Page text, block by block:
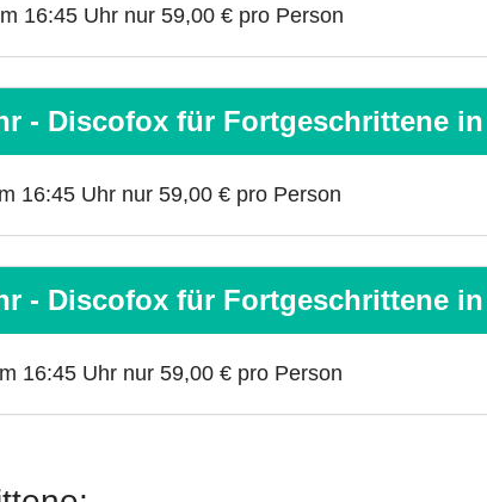
16:45 Uhr nur 59,00 € pro Person
- Discofox für Fortgeschrittene
16:45 Uhr nur 59,00 € pro Person
- Discofox für Fortgeschrittene
16:45 Uhr nur 59,00 € pro Person